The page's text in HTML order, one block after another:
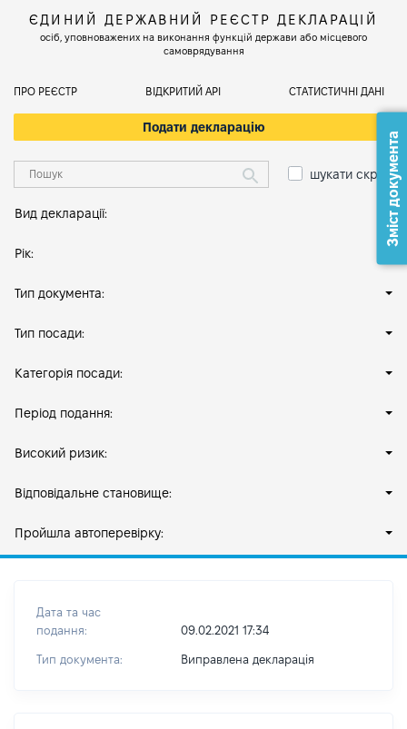
ЄДИНИЙ ДЕРЖАВНИЙ РЕЄСТР ДЕКЛАРАЦІЙ
осіб, уповноважених на виконання функцій держави або місцевого
самоврядування
ПРО РЕЄСТР ВІДКРИТИЙ АРІ СТАТИСТИЧНІ ДАНІ
Подати декларацію
шукати скрізь
Вид декларації:
Рік:
Тип документа:
Тип посади:
Категорія посади:
Період подання:
Високий ризик:
Відповідальне становище:
Пройшла автоперевірку:
Дата та час
подання:
09.02.2021 17:34
Тип документа: Виправлена декларація
Зміст документа